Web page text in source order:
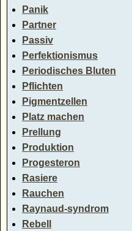
Panik
Partner
Passiv
Perfektionismus
Periodisches Bluten
Pflichten
Pigmentzellen
Platz machen
Prellung
Produktion
Progesteron
Rasiere
Rauchen
Raynaud-syndrom
Rebell